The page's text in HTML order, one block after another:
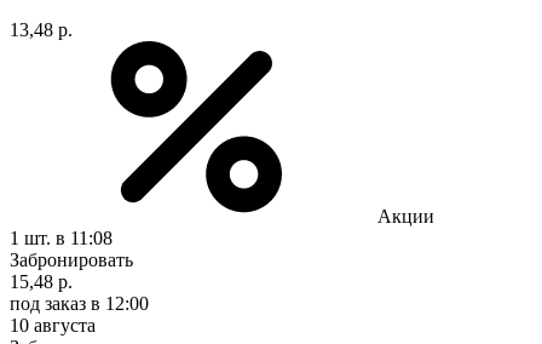
13,48 р.
Акции
1 шт. в 11:08
Забронировать
15,48 р.
под заказ в 12:00
10 августа